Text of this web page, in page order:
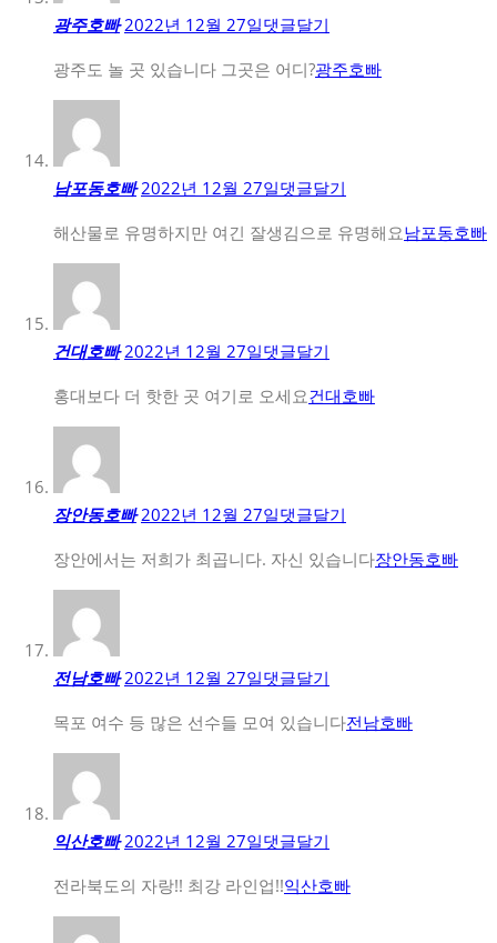
광주호빠 2022년 12월 27일댓글달기
광주도 놀 곳 있습니다 그곳은 어디?광주호빠
남포동호빠 2022년 12월 27일댓글달기
해산물로 유명하지만 여긴 잘생김으로 유명해요남포동호빠
건대호빠 2022년 12월 27일댓글달기
홍대보다 더 핫한 곳 여기로 오세요건대호빠
장안동호빠 2022년 12월 27일댓글달기
장안에서는 저희가 최곱니다. 자신 있습니다장안동호빠
전남호빠 2022년 12월 27일댓글달기
목포 여수 등 많은 선수들 모여 있습니다전남호빠
익산호빠 2022년 12월 27일댓글달기
전라북도의 자랑!! 최강 라인업!!익산호빠